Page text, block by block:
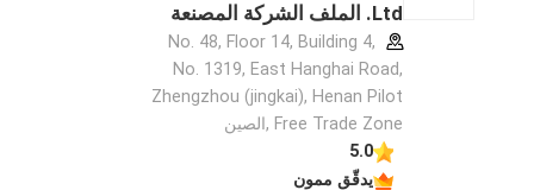
Ltd. الملف الشركة المصنعة
No. 48, Floor 14, Building 4,
No. 1319, East Hanghai Road,
Zhengzhou (jingkai), Henan Pilot
Free Trade Zone ,الصين
5.0
يدقّق ممون